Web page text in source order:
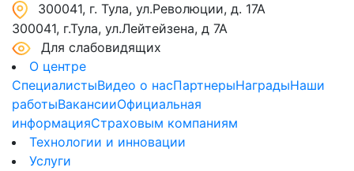
300041, г. Тула, ул.Революции, д. 17А
300041, г.Тула, ул.Лейтейзена, д 7А
Для слабовидящих
О центре
СпециалистыВидео о насПартнерыНаградыНаши
работыВакансииОфициальная
информацияСтраховым компаниям
Технологии и инновации
Услуги